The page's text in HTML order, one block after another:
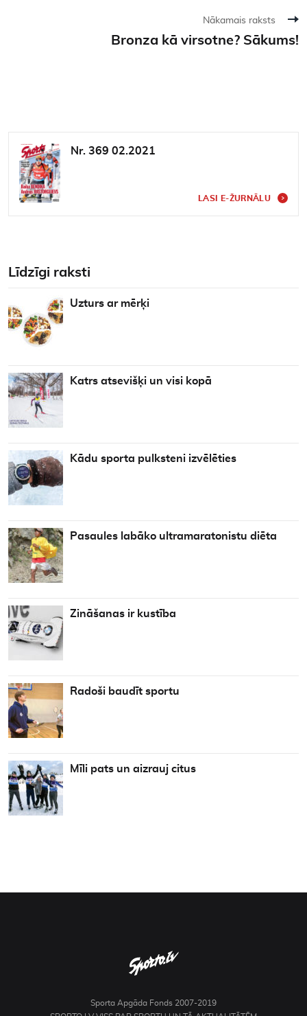
Nākamais raksts
Bronza kā virsotne? Sākums!
Nr. 369 02.2021
LASI E-ŽURNĀLU
Līdzīgi raksti
Uzturs ar mērķi
Katrs atsevišķi un visi kopā
Kādu sporta pulksteni izvēlēties
Pasaules labāko ultramaratonistu diēta
Zināšanas ir kustība
Radoši baudīt sportu
Mīli pats un aizrauj citus
Sporta Apgāda Fonds 2007-2019